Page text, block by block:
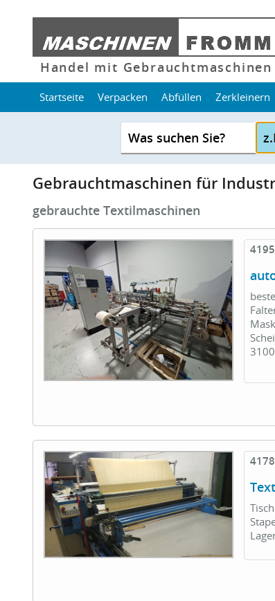
Handel mit Gebrauchtmaschinen
Startseite Verpacken Abfüllen Zerkleinern
Was suchen Sie?
Gebrauchtmaschinen für
gebrauchte Textilmaschinen